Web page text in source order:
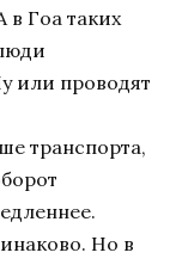
в Гоа таких
или проводят
транспорта,
Но в